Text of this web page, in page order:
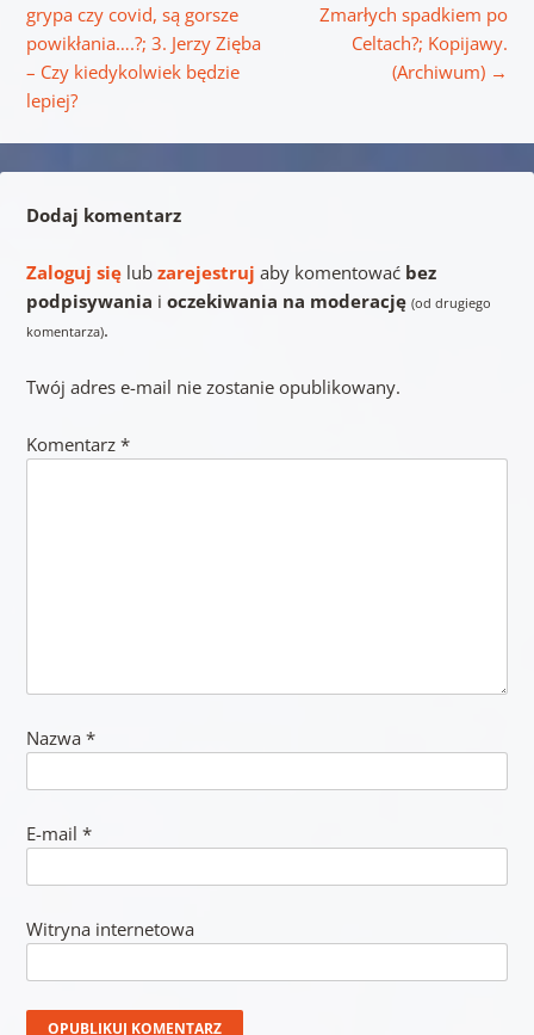
grypa czy covid, są gorsze
powikłania….?; 3. Jerzy Zięba
– Czy kiedykolwiek będzie
lepiej?
Zmarłych spadkiem po
Celtach?; Kopijawy.
(Archiwum) →
Dodaj komentarz
Zaloguj sięlub zarejestruj aby komentować bez
podpisywania i oczekiwania na moderację (od drugiego
komentarza).
Twój adres e-mail nie zostanie opublikowany.
Komentarz *
Nazwa *
E-mail *
Witryna internetowa